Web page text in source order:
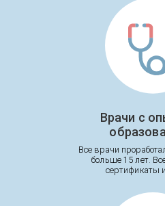
Врачи с
Все врачи
больше 15 лет.
сертификаты